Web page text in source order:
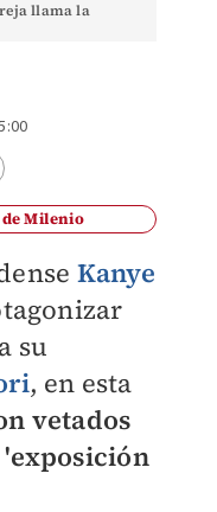
llama la
Milenio
Kanye
su
, en esta
vetados
'exposición